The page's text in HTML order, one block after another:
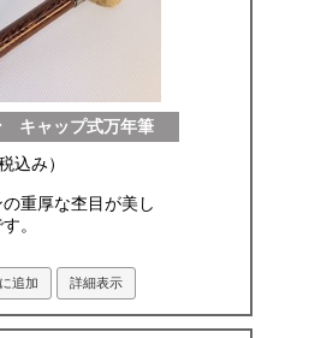
キャップ式万年筆
込み）
重厚な杢目が美し
。
追加 詳細表示